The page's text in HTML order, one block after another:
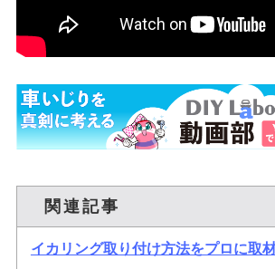
関連記事
イカリング取り付け方法をプロに取材